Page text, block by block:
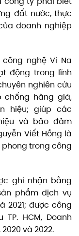
đất nước, thực
doanh nghiệp
nghệ Vi Na
động trong lĩnh
nghiên cứu
hàng giả,
hiệu; giúp các
và bảo đảm
Viết Hồng là
trong công
ghi nhận bằng
phẩm dịch vụ
2021; được công
HCM, Doanh
và 2022.